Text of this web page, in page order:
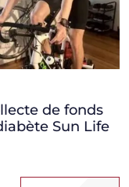
de fonds
Sun Life